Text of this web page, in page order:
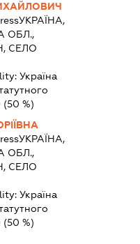
УКРАЇНА,
ОБЛ.,
СЕЛО
Україна
(50 %)
УКРАЇНА,
ОБЛ.,
СЕЛО
Україна
(50 %)